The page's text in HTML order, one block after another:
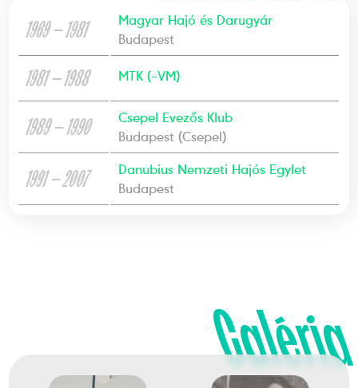
1969 — 1981
Magyar Hajó és Darugyár
Budapest
1981 — 1988 MTK (-VM)
1989 — 1990
Csepel Evezős Klub
Budapest (Csepel)
1991 — 2007
Danubius Nemzeti Hajós Egylet
Budapest
Galéria